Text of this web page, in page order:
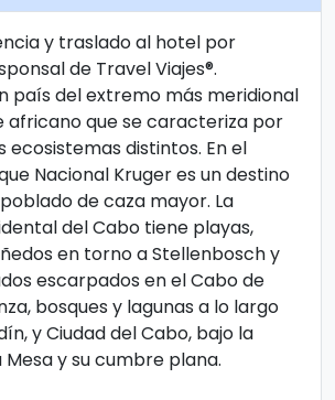
y traslado al hotel por
de Travel Viajes®.
país del extremo más meridional
africano que se caracteriza por
ecosistemas distintos. En el
Nacional Kruger es un destino
de caza mayor. La
del Cabo tiene playas,
en torno a Stellenbosch y
escarpados en el Cabo de
bosques y lagunas a lo largo
y Ciudad del Cabo, bajo la
y su cumbre plana.